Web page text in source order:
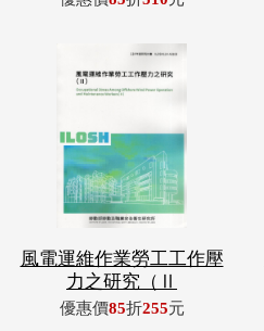
風電運維作業勞工工作壓
力之研究（Ⅱ
優惠價85折255元